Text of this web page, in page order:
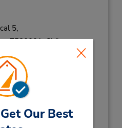
Our Best
5,
7580001, Chile
6:45 PM